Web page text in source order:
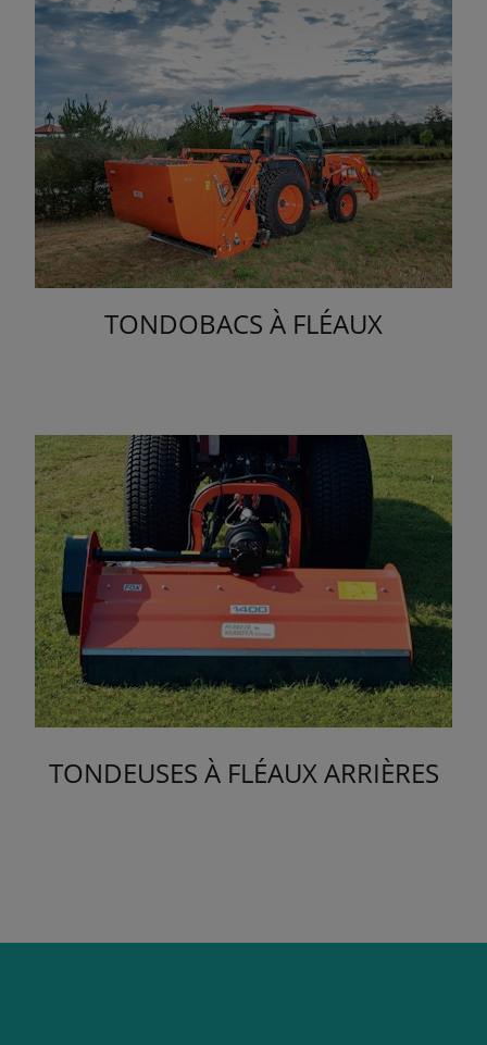
TONDOBACS À FLÉAUX
TONDEUSES À FLÉAUX ARRIÈRES